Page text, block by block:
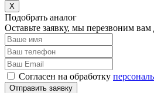
X
Подобрать аналог
Оставьте заявку, мы перезвоним вам
Согласен на обработку
Отправить заявку